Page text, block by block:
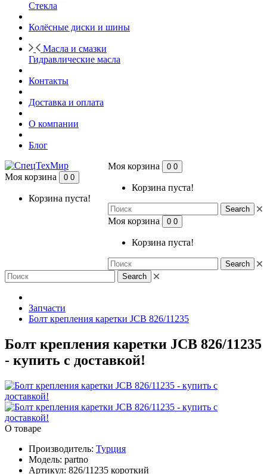
Стекла
Колёсные диски и шины
Масла и смазки
Гидравлические масла
Контакты
Доставка и оплата
О компании
Блог
Моя корзина 0 0
Корзина пуста!
Search
Моя корзина 0 0
Корзина пуста!
Search
Моя корзина 0 0
Корзина пуста!
Search
Запчасти
Болт крепления каретки JCB 826/11235
Болт крепления каретки JCB 826/11235
- купить с доставкой!
О товаре
Производитель: Турция
Модель: partno
Артикул: 826/11235 короткий